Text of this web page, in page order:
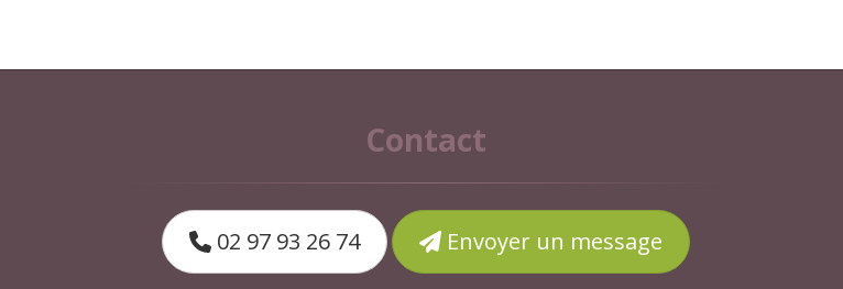
Contact
02 97 93 26 74 Envoyer un message